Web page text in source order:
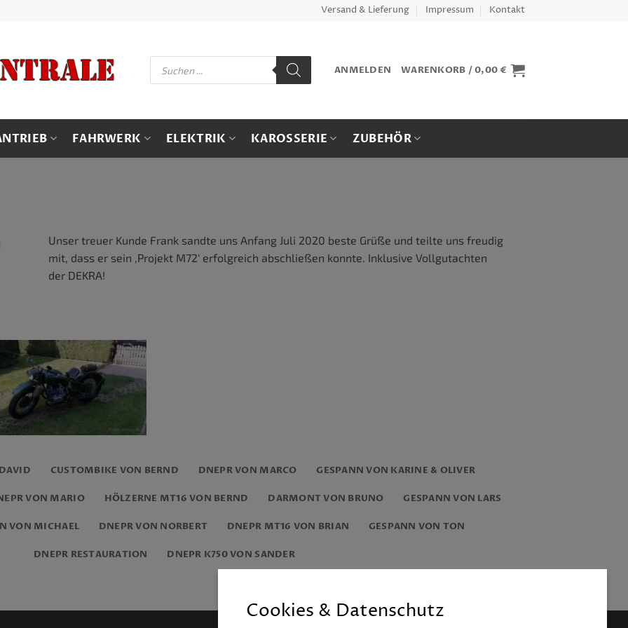
Versand & Lieferung Impressum Kontakt
Products
search
ANMELDEN WARENKORB /0,00 €
FAHRWERK ELEKTRIK KAROSSERIE ZUBEHÖR
Unser treuer Kunde Frank sandte uns Anfang Juli 2020 beste Grüße und teilte uns freudig
mit, dass er sein ‚Projekt M72‘ erfolgreich abschließen konnte. Inklusive Vollgutachten
der DEKRA!
CUSTOMBIKE VON BERND DNEPR VON MARCO GESPANN VON KARINE & OLIVER
VON MARIO HÖLZERNE MT16 VON BERND DARMONT VON BRUNO GESPANN VON LARS
VON MICHAEL DNEPR VON NORBERT DNEPR MT16 VON BRIAN GESPANN VON TON
DNEPR RESTAURATION DNEPR K750 VON SANDER
Cookies & Datenschutz